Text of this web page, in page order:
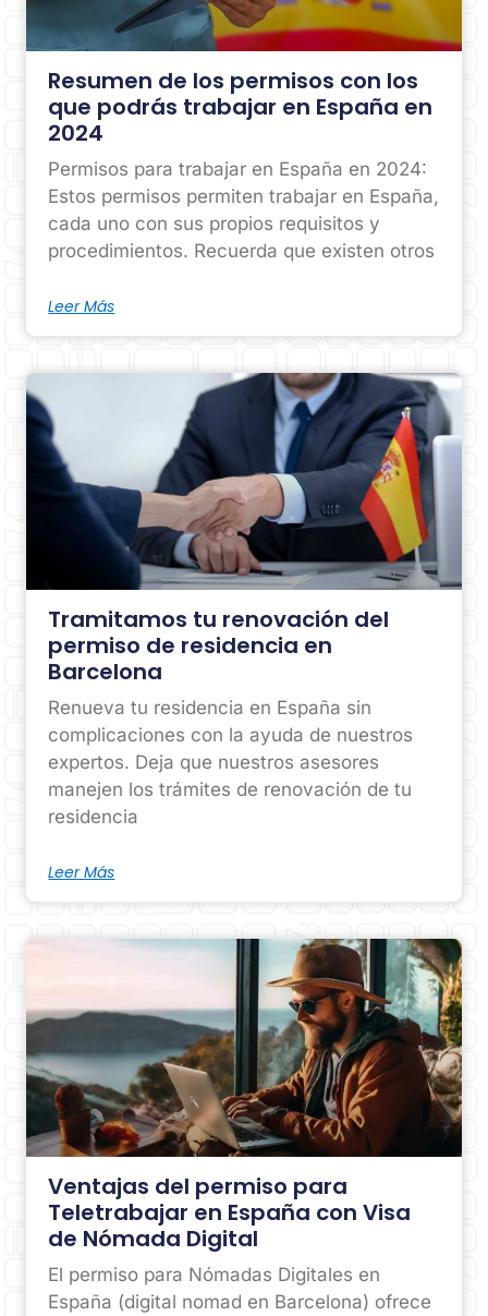
Resumen de los permisos con los
que podrás trabajar en España en
2024
Permisos para trabajar en España en 2024:
Estos permisos permiten trabajar en España,
cada uno con sus propios requisitos y
procedimientos. Recuerda que existen otros
Leer Más
Tramitamos tu renovación del
permiso de residencia en
Barcelona
Renueva tu residencia en España sin
complicaciones con la ayuda de nuestros
expertos. Deja que nuestros asesores
manejen los trámites de renovación de tu
residencia
Leer Más
Ventajas del permiso para
Teletrabajar en España con Visa
de Nómada Digital
El permiso para Nómadas Digitales en
España (digital nomad en Barcelona) ofrece